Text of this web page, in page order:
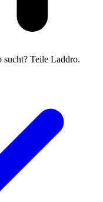
sucht? Teile Laddro.